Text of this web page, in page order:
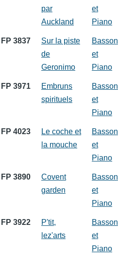
par
Auckland
et
Piano
FP 3837
Sur la piste
de
Geronimo
Basson
et
Piano
FP 3971
Embruns
spirituels
Basson
et
Piano
FP 4023
Le coche et
la mouche
Basson
et
Piano
FP 3890
Covent
garden
Basson
et
Piano
FP 3922
P'tit,
lez'arts
Basson
et
Piano